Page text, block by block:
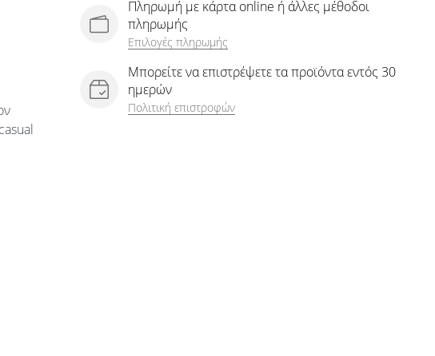
Πληρωμή με κάρτα online ή άλλες μέθοδοι
πληρωμής
Επιλογές πληρωμής
Μπορείτε να επιστρέψετε τα προϊόντα εντός 30
ημερών
Πολιτική επιστροφών